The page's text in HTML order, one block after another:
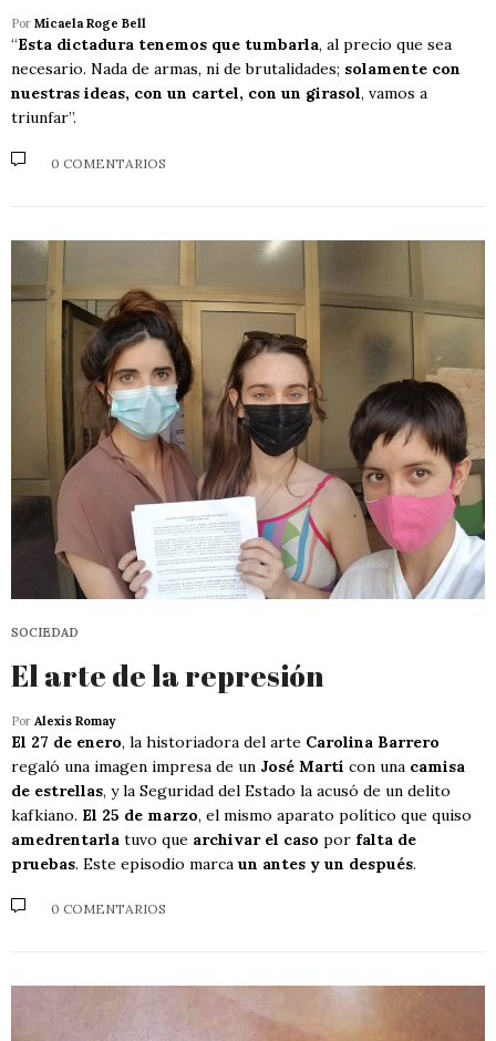
Por Micaela Roge Bell
“Esta dictadura tenemos que tumbarla, al precio que sea
necesario. Nada de armas, ni de brutalidades; solamente con
nuestras ideas, con un cartel, con un girasol, vamos a
triunfar”.
0 COMENTARIOS
SOCIEDAD
El arte de la represión
Por Alexis Romay
El 27 de enero, la historiadora del arte Carolina Barrero
regaló una imagen impresa de un José Martí con una camisa
de estrellas, y la Seguridad del Estado la acusó de un delito
kafkiano. El 25 de marzo, el mismo aparato político que quiso
amedrentarla tuvo que archivar el caso por falta de
pruebas. Este episodio marca un antes y un después.
0 COMENTARIOS